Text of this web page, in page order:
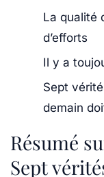
La qualité
d’efforts
Il y a
Sept
demain
Résumé
Sept